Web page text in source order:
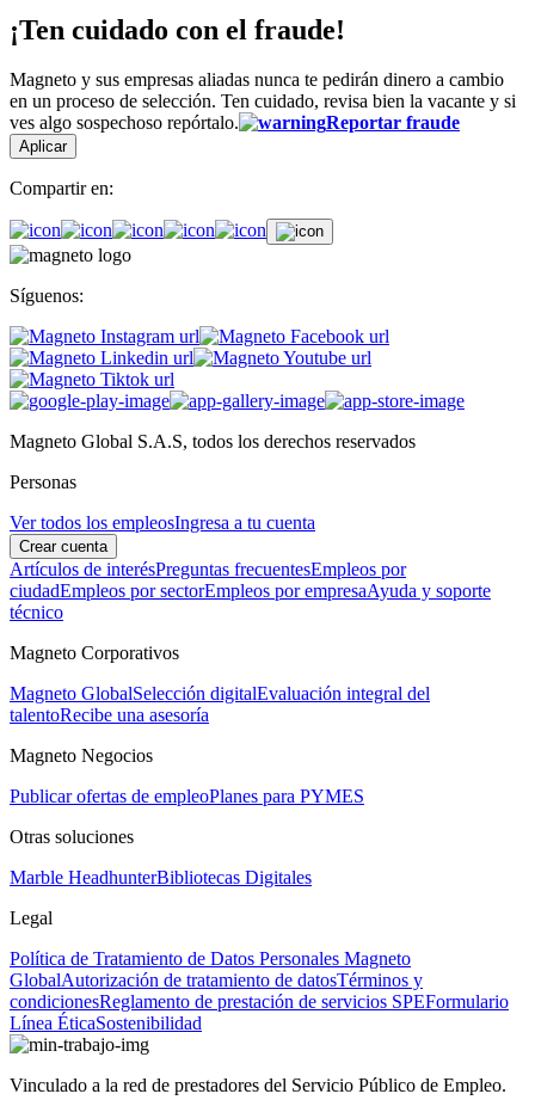
¡Ten cuidado con el fraude!
Magneto y sus empresas aliadas nunca te pedirán dinero a cambio
en un proceso de selección. Ten cuidado, revisa bien la vacante y si
ves algo sospechoso repórtalo.
Reportar fraude
Aplicar
Compartir en:
Síguenos:
Magneto Global S.A.S, todos los derechos reservados
Personas
Ver todos los empleosIngresa a tu cuenta
Crear cuenta
Artículos de interésPreguntas frecuentesEmpleos por
ciudadEmpleos por sectorEmpleos por empresaAyuda y soporte
técnico
Magneto Corporativos
Magneto GlobalSelección digitalEvaluación integral del
talentoRecibe una asesoría
Magneto Negocios
Publicar ofertas de empleoPlanes para PYMES
Otras soluciones
Marble HeadhunterBibliotecas Digitales
Legal
Política de Tratamiento de Datos Personales Magneto
GlobalAutorización de tratamiento de datosTérminos y
condicionesReglamento de prestación de servicios SPEFormulario
Línea ÉticaSostenibilidad
Vinculado a la red de prestadores del Servicio Público de Empleo.